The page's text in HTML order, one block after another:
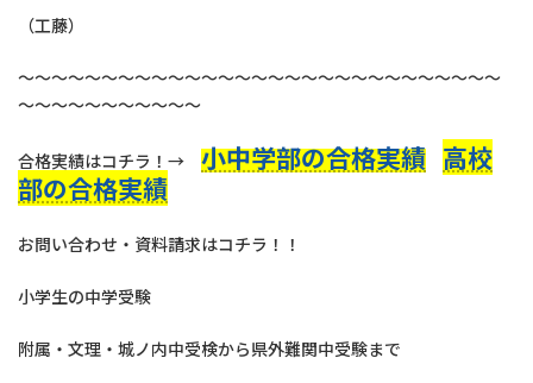
（工藤）
～～～～～～～～～～～～～～～～～～～～～～～～～～～～～
～～～～～～～～～～～
合格実績はコチラ！→ 小中学部の合格実績 高校
部の合格実績
お問い合わせ・資料請求はコチラ！！
小学生の中学受験
附属・文理・城ノ内中受検から県外難関中受験まで